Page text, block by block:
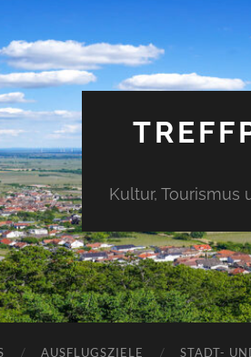
Kultur, Tourismus
AUSFLUGSZIELE STADT-